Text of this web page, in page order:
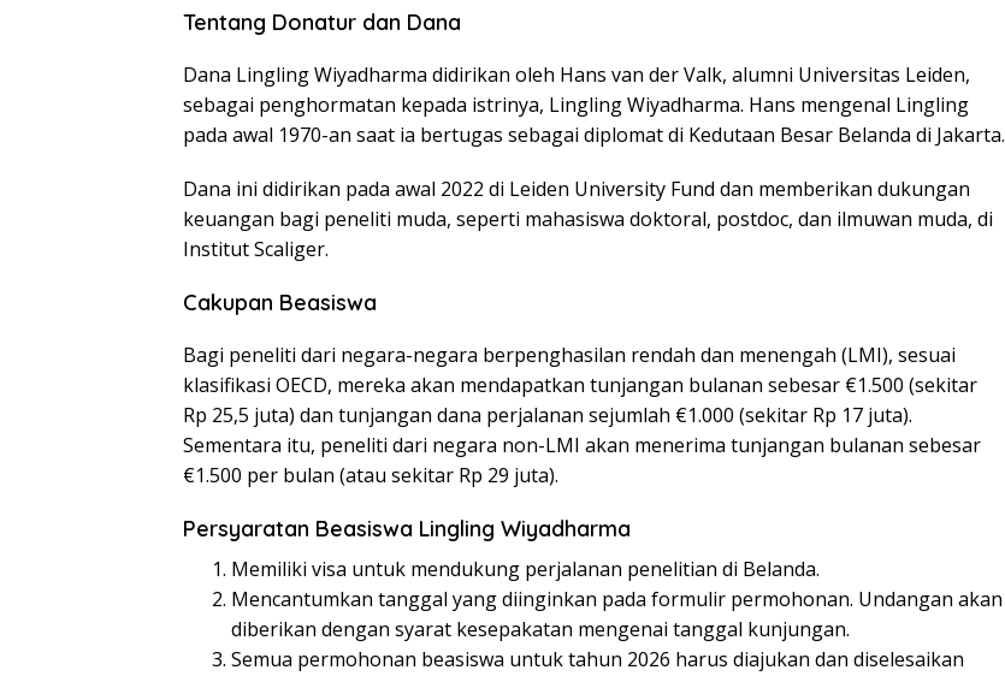
Tentang Donatur dan Dana
Dana Lingling Wiyadharma didirikan oleh Hans van der Valk, alumni Universitas Leiden,
sebagai penghormatan kepada istrinya, Lingling Wiyadharma. Hans mengenal Lingling
pada awal 1970-an saat ia bertugas sebagai diplomat di Kedutaan Besar Belanda di Jakarta.
Dana ini didirikan pada awal 2022 di Leiden University Fund dan memberikan dukungan
keuangan bagi peneliti muda, seperti mahasiswa doktoral, postdoc, dan ilmuwan muda, di
Institut Scaliger.
Cakupan Beasiswa
Bagi peneliti dari negara-negara berpenghasilan rendah dan menengah (LMI), sesuai
klasifikasi OECD, mereka akan mendapatkan tunjangan bulanan sebesar €1.500 (sekitar
Rp 25,5 juta) dan tunjangan dana perjalanan sejumlah €1.000 (sekitar Rp 17 juta).
Sementara itu, peneliti dari negara non-LMI akan menerima tunjangan bulanan sebesar
€1.500 per bulan (atau sekitar Rp 29 juta).
Persyaratan Beasiswa Lingling Wiyadharma
Memiliki visa untuk mendukung perjalanan penelitian di Belanda.
Mencantumkan tanggal yang diinginkan pada formulir permohonan. Undangan akan
diberikan dengan syarat kesepakatan mengenai tanggal kunjungan.
Semua permohonan beasiswa untuk tahun 2026 harus diajukan dan diselesaikan